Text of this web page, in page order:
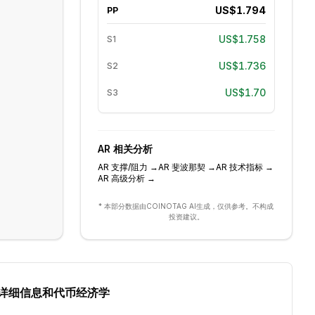
PP US$1.794
S1 US$1.758
S2 US$1.736
S3 US$1.70
AR 相关分析
AR 支撑/阻力 →AR 斐波那契→AR 技术指标→
AR 高级分析→
* 本部分数据由COINOTAG AI生成，仅供参考。不构成
投资建议。
细信息和代币经济学